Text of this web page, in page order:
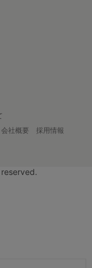
会社概要
採用情報